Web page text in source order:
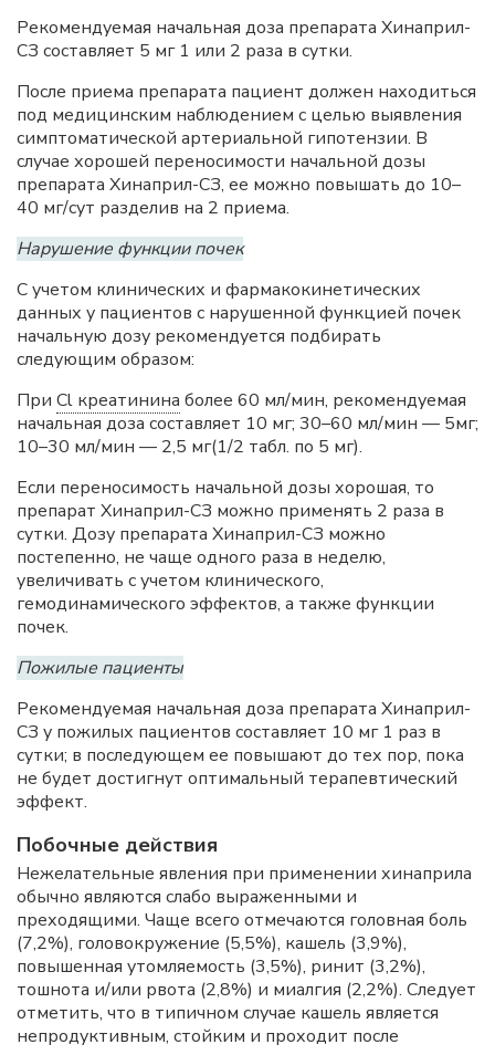
Рекомендуемая начальная доза препарата Хинаприл-
СЗ составляет 5 мг 1 или 2 раза в сутки.
После приема препарата пациент должен находиться
под медицинским наблюдением с целью выявления
симптоматической артериальной гипотензии. В
случае хорошей переносимости начальной дозы
препарата Хинаприл-СЗ, ее можно повышать до 10–
40 мг/сут разделив на 2 приема.
Нарушение функции почек
С учетом клинических и фармакокинетических
данных у пациентов с нарушенной функцией почек
начальную дозу рекомендуется подбирать
следующим образом:
При Cl креатинина более 60 мл/мин, рекомендуемая
начальная доза составляет 10 мг; 30–60 мл/мин — 5мг;
10–30 мл/мин — 2,5 мг(1/2 табл. по 5 мг).
Если переносимость начальной дозы хорошая, то
препарат Хинаприл-СЗ можно применять 2 раза в
сутки. Дозу препарата Хинаприл-СЗ можно
постепенно, не чаще одного раза в неделю,
увеличивать с учетом клинического,
гемодинамического эффектов, а также функции
почек.
Пожилые пациенты
Рекомендуемая начальная доза препарата Хинаприл-
СЗ у пожилых пациентов составляет 10 мг 1 раз в
сутки; в последующем ее повышают до тех пор, пока
не будет достигнут оптимальный терапевтический
эффект.
Побочные действия
Нежелательные явления при применении хинаприла
обычно являются слабо выраженными и
преходящими. Чаще всего отмечаются головная боль
(7,2%), головокружение (5,5%), кашель (3,9%),
повышенная утомляемость (3,5%), ринит (3,2%),
тошнота и/или рвота (2,8%) и миалгия (2,2%). Следует
отметить, что в типичном случае кашель является
непродуктивным, стойким и проходит после